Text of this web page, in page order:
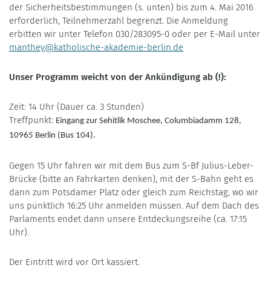
der Sicherheitsbestimmungen (s. unten) bis zum 4. Mai 2016
erforderlich, Teilnehmerzahl begrenzt. Die Anmeldung
erbitten wir unter Telefon 030/283095-0 oder per E-Mail unter
manthey@katholische-akademie-berlin.de
Unser Programm weicht von der Ankündigung ab (!):
Zeit: 14 Uhr (Dauer ca. 3 Stunden)
Treffpunkt: Eingang zur Sehitlik Moschee, Columbiadamm 128,
10965 Berlin (Bus 104).
Gegen 15 Uhr fahren wir mit dem Bus zum S-Bf Julius-Leber-
Brücke (bitte an Fahrkarten denken), mit der S-Bahn geht es
dann zum Potsdamer Platz oder gleich zum Reichstag, wo wir
uns pünktlich 16:25 Uhr anmelden müssen. Auf dem Dach des
Parlaments endet dann unsere Entdeckungsreihe (ca. 17:15
Uhr).
Der Eintritt wird vor Ort kassiert.